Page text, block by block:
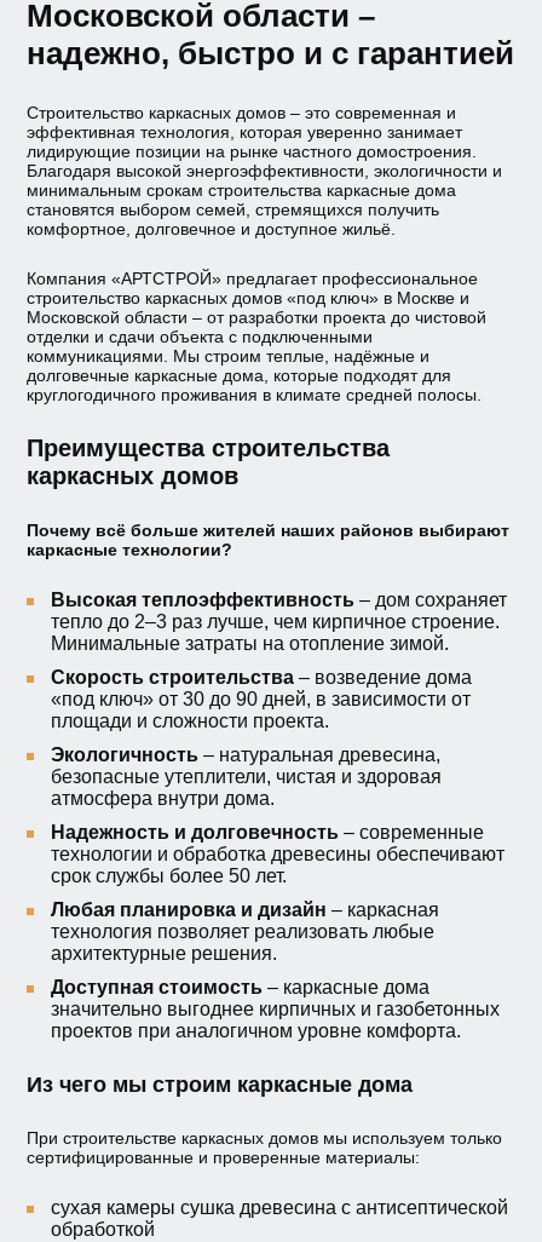
Московской области –
надежно, быстро и с гарантией
Строительство каркасных домов – это современная и
эффективная технология, которая уверенно занимает
лидирующие позиции на рынке частного домостроения.
Благодаря высокой энергоэффективности, экологичности и
минимальным срокам строительства каркасные дома
становятся выбором семей, стремящихся получить
комфортное, долговечное и доступное жильё.
Компания «АРТСТРОЙ» предлагает профессиональное
строительство каркасных домов «под ключ» в Москве и
Московской области – от разработки проекта до чистовой
отделки и сдачи объекта с подключенными
коммуникациями. Мы строим теплые, надёжные и
долговечные каркасные дома, которые подходят для
круглогодичного проживания в климате средней полосы.
Преимущества строительства
каркасных домов
Почему всё больше жителей наших районов выбирают
каркасные технологии?
Высокая теплоэффективность – дом сохраняет
тепло до 2–3 раз лучше, чем кирпичное строение.
Минимальные затраты на отопление зимой.
Скорость строительства – возведение дома
«под ключ» от 30 до 90 дней, в зависимости от
площади и сложности проекта.
Экологичность – натуральная древесина,
безопасные утеплители, чистая и здоровая
атмосфера внутри дома.
Надежность и долговечность – современные
технологии и обработка древесины обеспечивают
срок службы более 50 лет.
Любая планировка и дизайн – каркасная
технология позволяет реализовать любые
архитектурные решения.
Доступная стоимость – каркасные дома
значительно выгоднее кирпичных и газобетонных
проектов при аналогичном уровне комфорта.
Из чего мы строим каркасные дома
При строительстве каркасных домов мы используем только
сертифицированные и проверенные материалы:
сухая камеры сушка древесина с антисептической
обработкой